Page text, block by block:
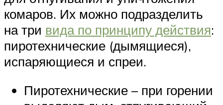
комаров. Их можно подразделить
на три вида по принципу действия:
пиротехнические (дымящиеся),
испаряющиеся и спреи.
Пиротехнические – при горении